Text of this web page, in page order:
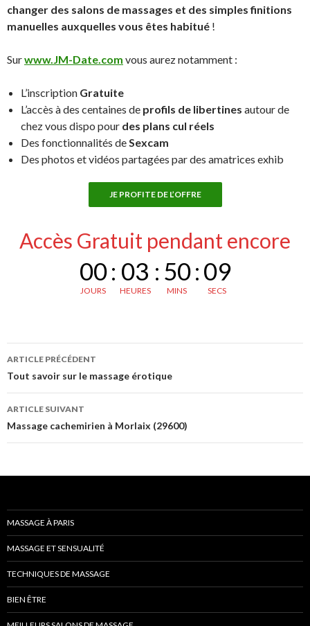
changer des salons de massages et des simples finitions
manuelles auxquelles vous êtes habitué !
Surwww.JM-Date.com vous aurez notamment :
L’inscription Gratuite
L’accès à des centaines de profils de libertines autour de
chez vous dispo pour des plans cul réels
Des fonctionnalités deSexcam
Des photos et vidéos partagées par des amatrices exhib
JE PROFITE DE L’OFFRE
Accès Gratuit pendant encore
00
JOURS
: 03
HEURES
: 50
MINS
:08
SECS
Navigation
des
articles
ARTICLE PRÉCÉDENT
Tout savoir sur le massage érotique
ARTICLE SUIVANT
Massage cachemirien à Morlaix (29600)
MASSAGE À PARIS
MASSAGE ET SENSUALITÉ
TECHNIQUES DE MASSAGE
BIEN ÊTRE